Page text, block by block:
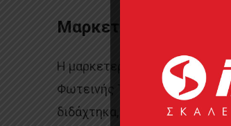
Μαρκετερί:
Η μαρκετερί δεν ήταν στο
Φωτεινής Τατάρογλου, καθώς
διδάχτηκα, αλλά την πήρα ως